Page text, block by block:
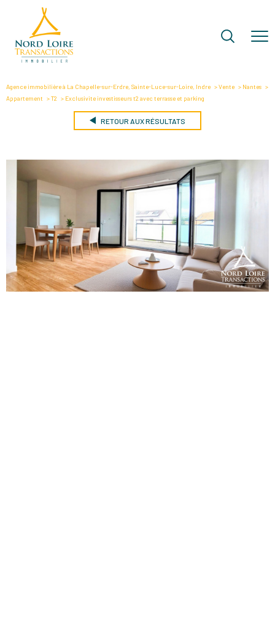
Agence immobilière à La Chapelle-sur-Erdre, Sainte-Luce-sur-Loire, Indre Vente
Nantes
Appartement
T2 Exclusivite investisseurs t2 avec terrasse et parking
RETOUR AUX RÉSULTATS